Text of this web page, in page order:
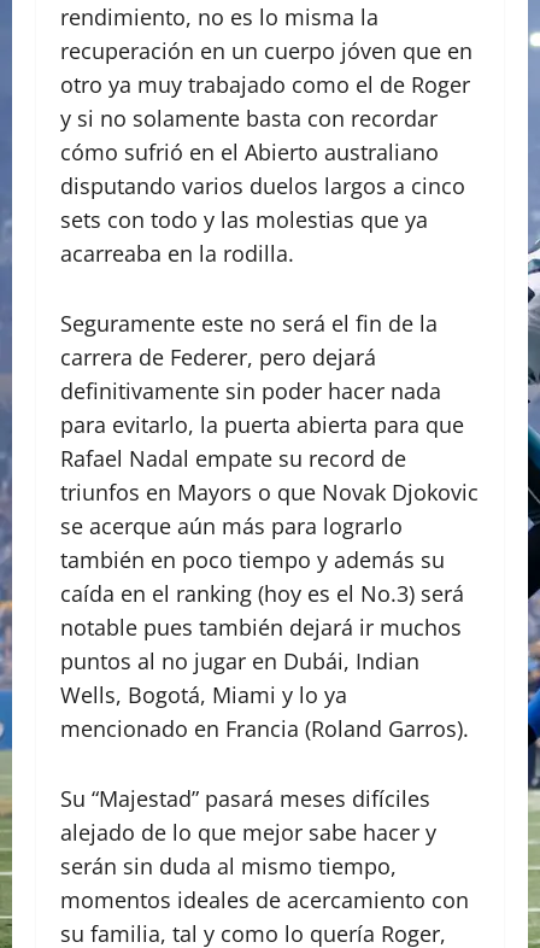
rendimiento, no es lo misma la
recuperación en un cuerpo jóven que en
otro ya muy trabajado como el de Roger
y si no solamente basta con recordar
cómo sufrió en el Abierto australiano
disputando varios duelos largos a cinco
sets con todo y las molestias que ya
acarreaba en la rodilla.
Seguramente este no será el fin de la
carrera de Federer, pero dejará
definitivamente sin poder hacer nada
para evitarlo, la puerta abierta para que
Rafael Nadal empate su record de
triunfos en Mayors o que Novak Djokovic
se acerque aún más para lograrlo
también en poco tiempo y además su
caída en el ranking (hoy es el No.3) será
notable pues también dejará ir muchos
puntos al no jugar en Dubái, Indian
Wells, Bogotá, Miami y lo ya
mencionado en Francia (Roland Garros).
Su “Majestad” pasará meses difíciles
alejado de lo que mejor sabe hacer y
serán sin duda al mismo tiempo,
momentos ideales de acercamiento con
su familia, tal y como lo quería Roger,